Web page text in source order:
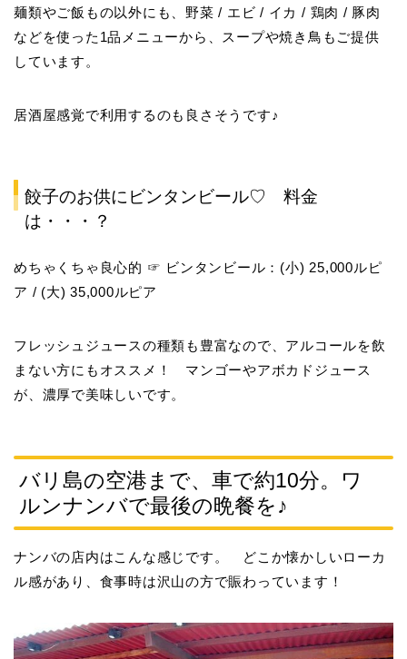
麺類やご飯もの以外にも、野菜 / エビ / イカ / 鶏肉 / 豚肉
などを使った1品メニューから、スープや焼き鳥もご提供
しています。
居酒屋感覚で利用するのも良さそうです♪
餃子のお供にビンタンビール♡ 料金
は・・・？
めちゃくちゃ良心的 ☞ ビンタンビール：(小) 25,000ルピ
ア / (大) 35,000ルピア
フレッシュジュースの種類も豊富なので、アルコールを飲
まない方にもオススメ！ マンゴーやアボカドジュース
が、濃厚で美味しいです。
バリ島の空港まで、車で約10分。ワ
ルンナンバで最後の晩餐を♪
ナンバの店内はこんな感じです。 どこか懐かしいローカ
ル感があり、食事時は沢山の方で賑わっています！